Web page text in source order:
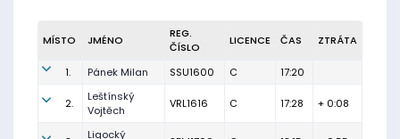
MÍSTO JMÉNO
REG.
ČÍSLO
LICENCE ČAS ZTRÁTA
1. Pánek Milan SSU1600 C 17:20
2.
Leštínský
Vojtěch
VRL1616 C 17:28 + 0:08
Ligocký